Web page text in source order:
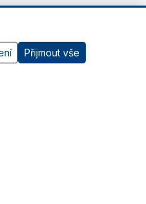
AI asistent
Přijmout vše